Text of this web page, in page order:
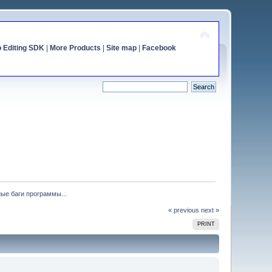
Editing SDK| More Products Site map| Facebook
баги программы...
« previous next »
PRINT